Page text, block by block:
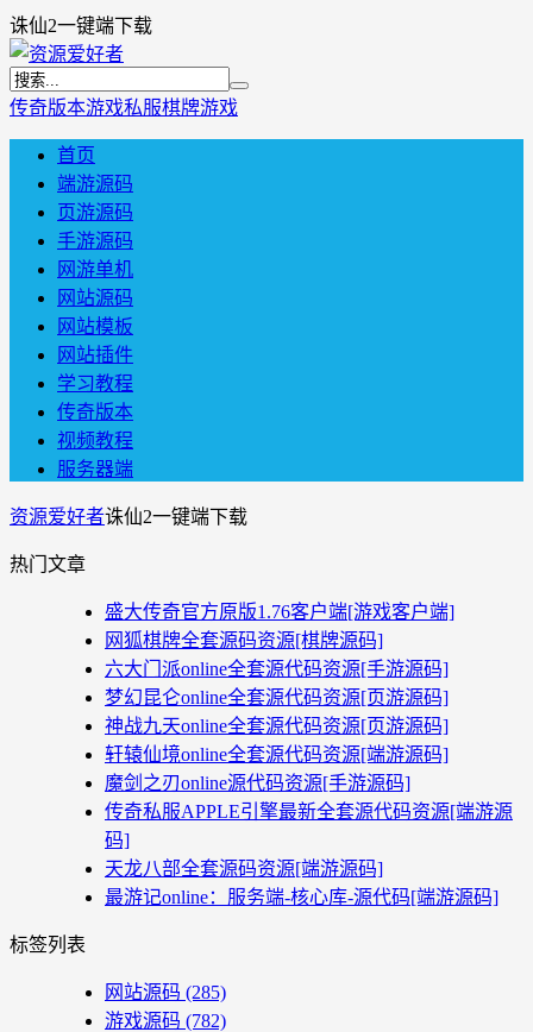
诛仙2一键端下载
传奇版本游戏私服棋牌游戏
首页
端游源码
页游源码
手游源码
网游单机
网站源码
网站模板
网站插件
学习教程
传奇版本
视频教程
服务器端
资源爱好者诛仙2一键端下载
热门文章
盛大传奇官方原版1.76客户端[游戏客户端]
网狐棋牌全套源码资源[棋牌源码]
六大门派online全套源代码资源[手游源码]
梦幻昆仑online全套源代码资源[页游源码]
神战九天online全套源代码资源[页游源码]
轩辕仙境online全套源代码资源[端游源码]
魔剑之刃online源代码资源[手游源码]
传奇私服APPLE引擎最新全套源代码资源[端游源
码]
天龙八部全套源码资源[端游源码]
最游记online：服务端-核心库-源代码[端游源码]
标签列表
网站源码 (285)
游戏源码 (782)